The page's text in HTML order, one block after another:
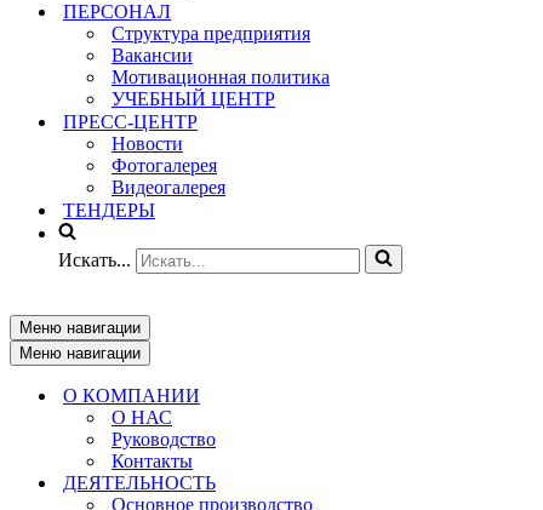
ПЕРСОНАЛ
Структура предприятия
Вакансии
Мотивационная политика
УЧЕБНЫЙ ЦЕНТР
ПРЕСС-ЦЕНТР
Новости
Фотогалерея
Видеогалерея
ТЕНДЕРЫ
Искать...
Меню навигации
Меню навигации
О КОМПАНИИ
О НАС
Руководство
Контакты
ДЕЯТЕЛЬНОСТЬ
Основное производство